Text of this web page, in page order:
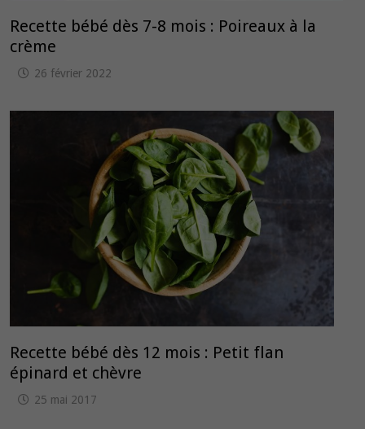
Recette bébé dès 7-8 mois : Poireaux à la
crème
26 février 2022
Recette bébé dès 12 mois : Petit flan
épinard et chèvre
25 mai 2017